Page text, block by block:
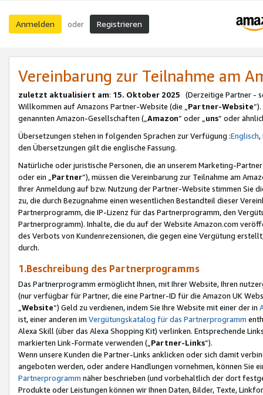
Anmelden oder Registrieren
Vereinbarung zur Teilnahme am
zuletzt aktualisiert am: 15. Oktober 2025 (Derzeitige Partner -
Willkommen auf Amazons Partner-Website (die „Partner-Website
genannten Amazon-Gesellschaften („Amazon“ oder „uns“ oder
Übersetzungen stehen in folgenden Sprachen zur Verfügung :Englisch,
den Übersetzungen gilt die englische Fassung.
Natürliche oder juristische Personen, die an unserem Marketing-
oder ein „Partner“), müssen die Vereinbarung zur Teilnahme am
Ihrer Anmeldung auf bzw. Nutzung der Partner-Website stimmen Sie
zu, die durch Bezugnahme einen wesentlichen Bestandteil dieser
Partnerprogramm, die IP-Lizenz für das Partnerprogramm, den
Partnerprogramm). Inhalte, die du auf der Website Amazon.com
des Verbots von Kundenrezensionen, die gegen eine Vergütung
durch.
1.Beschreibung des Partnerprogramms
Das Partnerprogramm ermöglicht Ihnen, mit Ihrer Website, Ihren
(nur verfügbar für Partner, die eine Partner-ID für die Amazon UK
Website“) Geld zu verdienen, indem Sie Ihre Website mit einer der in
ist, einer anderen im Vergütungskatalog für das Partnerprogramm
Alexa Skill (über das Alexa Shopping Kit) verlinken. Entsprechende
markierten Link-Formate verwenden („ Partner-Links“).
Wenn unsere Kunden die Partner-Links anklicken oder sich damit
angeboten werden, oder andere Handlungen vornehmen, können Sie
Partnerprogramm näher beschrieben (und vorbehaltlich der dort
Produkte oder Leistungen können wir Ihnen Daten, Bilder, Texte,